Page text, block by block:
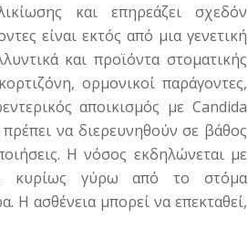
και επηρεάζει σχεδόν
είναι εκτός από μια γενετική
και προϊόντα στοματικής
ορμονικοί παράγοντες,
αποικισμός με Candida
να διερευνηθούν σε βάθος
Η νόσος εκδηλώνεται με
κυρίως γύρω από το στόμα
Η ασθένεια μπορεί να επεκταθεί,